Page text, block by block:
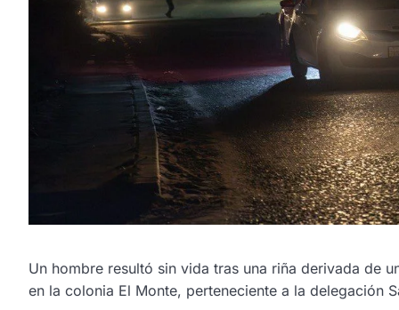
Un hombre resultó sin vida tras una riña derivada de
en la colonia El Monte, perteneciente a la delegación